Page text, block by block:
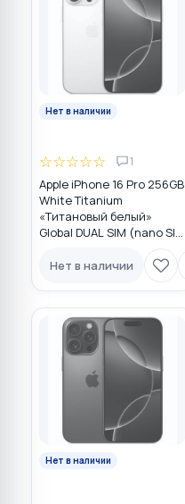
Нет в наличии
☆☆☆☆☆ 1
Apple iPhone 16 Pro 256GB
White Titanium
«Титановый белый»
Global DUAL SIM (nano SIM
Нет в наличии
Нет в наличии